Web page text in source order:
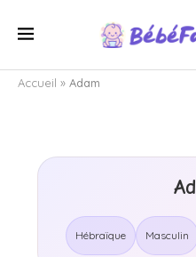
Accueil » Adam
Hébraïque Masculin